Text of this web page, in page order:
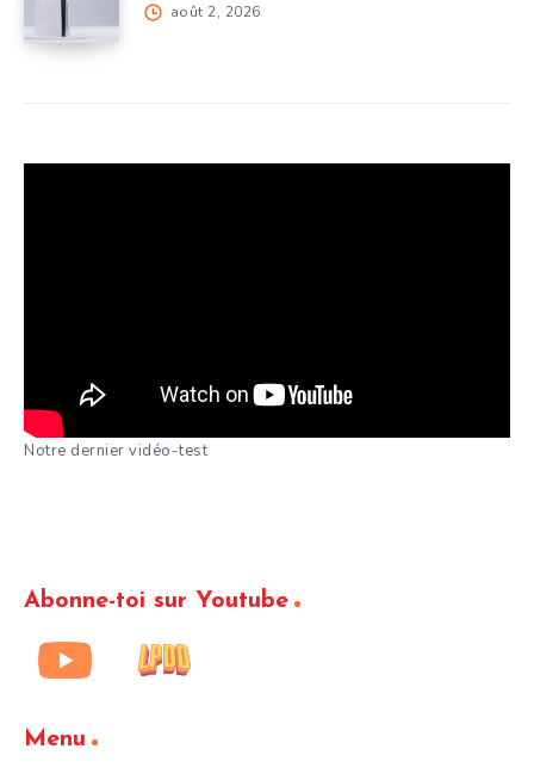
août 2, 2026
Notre dernier vidéo-test
Abonne-toi sur Youtube
Menu